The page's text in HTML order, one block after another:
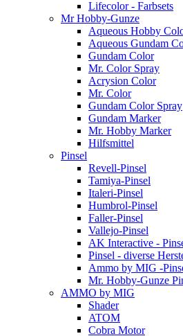
Lifecolor - Farbsets
Mr Hobby-Gunze
Aqueous Hobby
Aqueous Gundam
Gundam Color
Mr. Color Spray
Acrysion Color
Mr. Color
Gundam Color Spray
Gundam Marker
Mr. Hobby Marker
Hilfsmittel
Pinsel
Revell-Pinsel
Tamiya-Pinsel
Italeri-Pinsel
Humbrol-Pinsel
Faller-Pinsel
Vallejo-Pinsel
AK Interactive -
Pinsel - diverse
Ammo by MIG -
Mr. Hobby-Gunze
AMMO by MIG
Shader
ATOM
Cobra Motor